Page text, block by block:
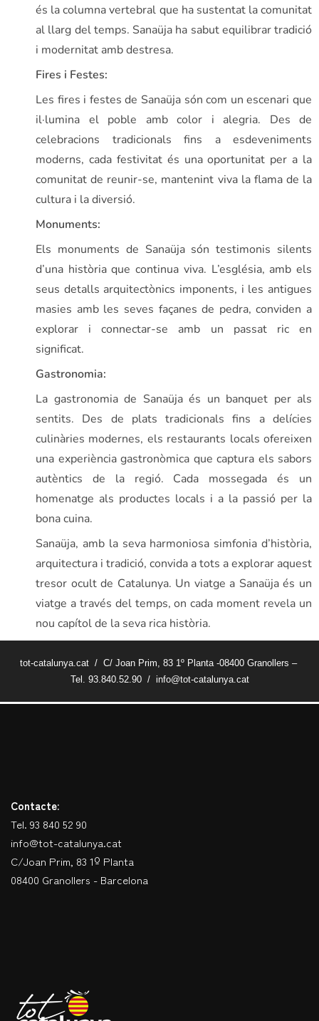
és la columna vertebral que ha sustentat la comunitat
al llarg del temps. Sanaüja ha sabut equilibrar tradició
i modernitat amb destresa.
Fires i Festes:
Les fires i festes de Sanaüja són com un escenari que
il·lumina el poble amb color i alegria. Des de
celebracions tradicionals fins a esdeveniments
moderns, cada festivitat és una oportunitat per a la
comunitat de reunir-se, mantenint viva la flama de la
cultura i la diversió.
Monuments:
Els monuments de Sanaüja són testimonis silents
d’una història que continua viva. L’església, amb els
seus detalls arquitectònics imponents, i les antigues
masies amb les seves façanes de pedra, conviden a
explorar i connectar-se amb un passat ric en
significat.
Gastronomia:
La gastronomia de Sanaüja és un banquet per als
sentits. Des de plats tradicionals fins a delícies
culinàries modernes, els restaurants locals ofereixen
una experiència gastronòmica que captura els sabors
autèntics de la regió. Cada mossegada és un
homenatge als productes locals i a la passió per la
bona cuina.
Sanaüja, amb la seva harmoniosa simfonia d’història,
arquitectura i tradició, convida a tots a explorar aquest
tresor ocult de Catalunya. Un viatge a Sanaüja és un
viatge a través del temps, on cada moment revela un
nou capítol de la seva rica història.
tot-catalunya.cat / C/ Joan Prim, 83 1º Planta -08400 Granollers –
Tel. 93.840.52.90 / info@tot-catalunya.cat
Contacte:
Tel. 93 840 52 90
info@tot-catalunya.cat
C/Joan Prim, 83 1º Planta
08400 Granollers - Barcelona